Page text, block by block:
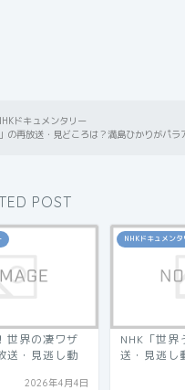
ドキュメンタリー
の再放送・見どころは？満島ひかりがパラ
POST
世界の凄ワザ
送・見逃し動
2026年4月4日
NHKドキュメンタ
NHK「世界
送・見逃し